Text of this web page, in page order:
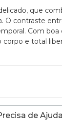
que
O contraste
Com boa
corpo e total
de